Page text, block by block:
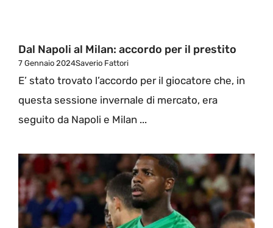
Dal Napoli al Milan: accordo per il prestito
7 Gennaio 2024Saverio Fattori
E’ stato trovato l’accordo per il giocatore che, in
questa sessione invernale di mercato, era
seguito da Napoli e Milan ...